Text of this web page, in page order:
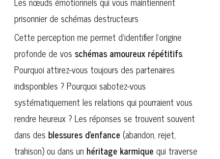
prisonnier de schémas destructeurs
Cette perception me permet d’identifier l’origine
profonde de vos schémas amoureux répétitifs.
Pourquoi attirez-vous toujours des partenaires
indisponibles ? Pourquoi sabotez-vous
systématiquement les relations qui pourraient vous
rendre heureux ? Les réponses se trouvent souvent
dans des blessures d’enfance (abandon, rejet,
trahison) ou dans un héritage karmique qui traverse